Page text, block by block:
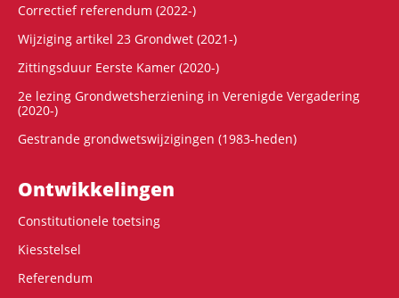
Correctief referendum (2022-)
Wijziging artikel 23 Grondwet (2021-)
Zittingsduur Eerste Kamer (2020-)
2e lezing Grondwetsherziening in Verenigde Vergadering
(2020-)
Gestrande grondwetswijzigingen (1983-heden)
Ontwikke­lingen
Constitutionele toetsing
Kiesstelsel
Referendum